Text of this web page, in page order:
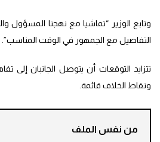
وتابع الوزير “تماشيا مع نهجنا المسؤول
التفاصيل مع الجمهور في الوقت المناسب”.
تتزايد التوقعات أن يتوصل الجانبان إلى
ونقاط الخلاف قائمة.
من نفس الملف